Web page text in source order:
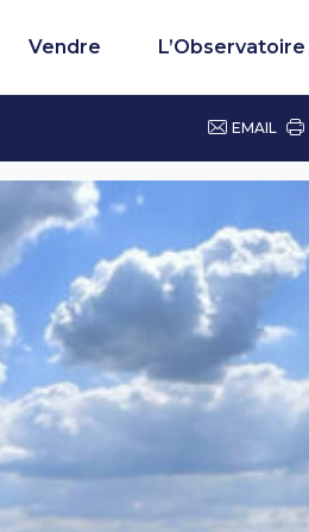
Vendre L’Observatoire
EMAIL